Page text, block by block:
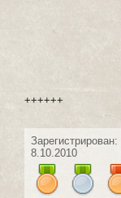
++++++
Зарегистрирован:
8.10.2010